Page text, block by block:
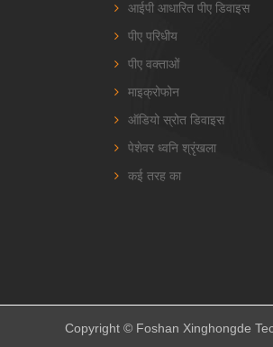
आईपी ​​आधारित पीए डिवाइस
पीए परिधीय
पीए वक्ताओं
माइक्रोफोन
ऑडियो स्रोत डिवाइस
पेशेवर ध्वनि श्रृंखला
कई तरह का
Copyright © Foshan Xinghongde